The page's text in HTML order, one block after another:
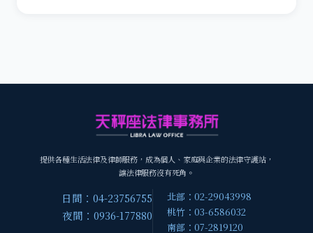
提供各種生活法律及律師服務，成為個人、家庭與企業的法律守護站，
讓法律服務沒有死角。
日間：04-23756755
夜間：0936-177880
北部：02-29043998
桃竹：03-6586032
南部：07-2819120